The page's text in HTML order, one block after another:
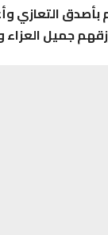
بأصدق التعازي
جميل